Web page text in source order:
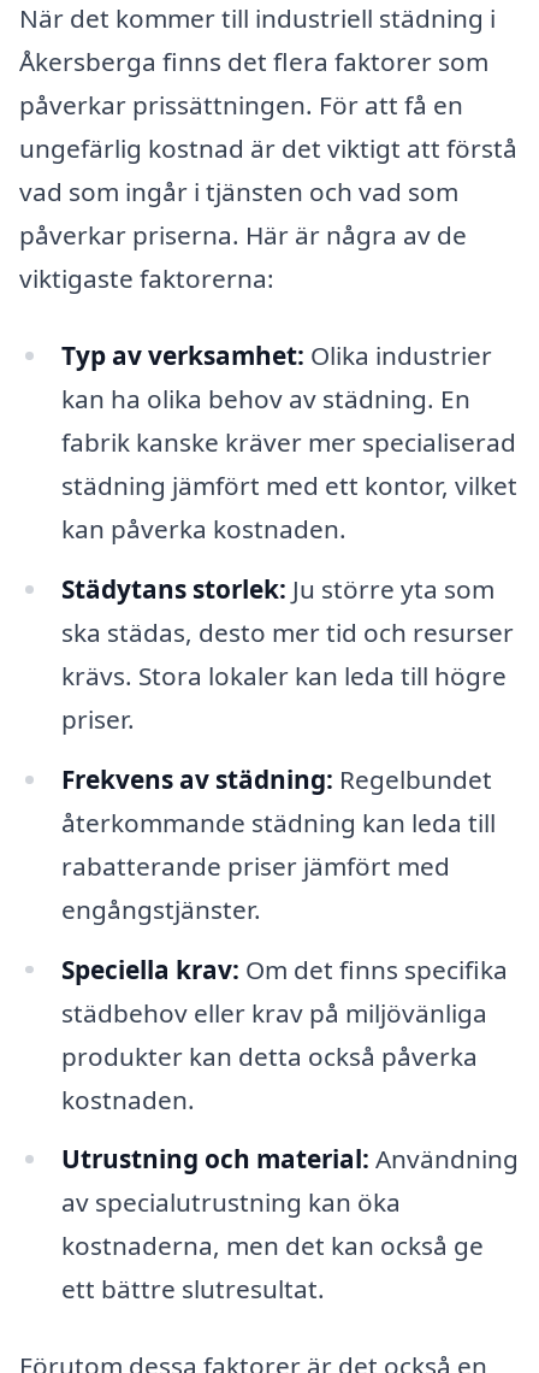
När det kommer till industriell städning i
Åkersberga finns det flera faktorer som
påverkar prissättningen. För att få en
ungefärlig kostnad är det viktigt att förstå
vad som ingår i tjänsten och vad som
påverkar priserna. Här är några av de
viktigaste faktorerna:
Typ av verksamhet: Olika industrier
kan ha olika behov av städning. En
fabrik kanske kräver mer specialiserad
städning jämfört med ett kontor, vilket
kan påverka kostnaden.
Städytans storlek: Ju större yta som
ska städas, desto mer tid och resurser
krävs. Stora lokaler kan leda till högre
priser.
Frekvens av städning: Regelbundet
återkommande städning kan leda till
rabatterande priser jämfört med
engångstjänster.
Speciella krav: Om det finns specifika
städbehov eller krav på miljövänliga
produkter kan detta också påverka
kostnaden.
Utrustning och material: Användning
av specialutrustning kan öka
kostnaderna, men det kan också ge
ett bättre slutresultat.
Förutom dessa faktorer är det också en